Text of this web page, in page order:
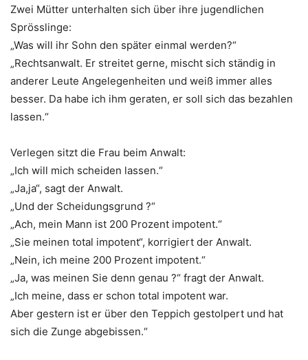
Zwei Mütter unterhalten sich über ihre jugendlichen
Sprösslinge:
„Was will ihr Sohn den später einmal werden?“
„Rechtsanwalt. Er streitet gerne, mischt sich ständig in
anderer Leute Angelegenheiten und weiß immer alles
besser. Da habe ich ihm geraten, er soll sich das bezahlen
lassen.“
Verlegen sitzt die Frau beim Anwalt:
„Ich will mich scheiden lassen.“
„Ja,ja“, sagt der Anwalt.
„Und der Scheidungsgrund ?“
„Ach, mein Mann ist 200 Prozent impotent.“
„Sie meinen total impotent“, korrigiert der Anwalt.
„Nein, ich meine 200 Prozent impotent.“
„Ja, was meinen Sie denn genau ?“ fragt der Anwalt.
„Ich meine, dass er schon total impotent war.
Aber gestern ist er über den Teppich gestolpert und hat
sich die Zunge abgebissen.“